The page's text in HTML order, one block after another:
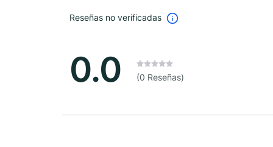
Reseñas no verificadas
0.0 (0 Reseñas)